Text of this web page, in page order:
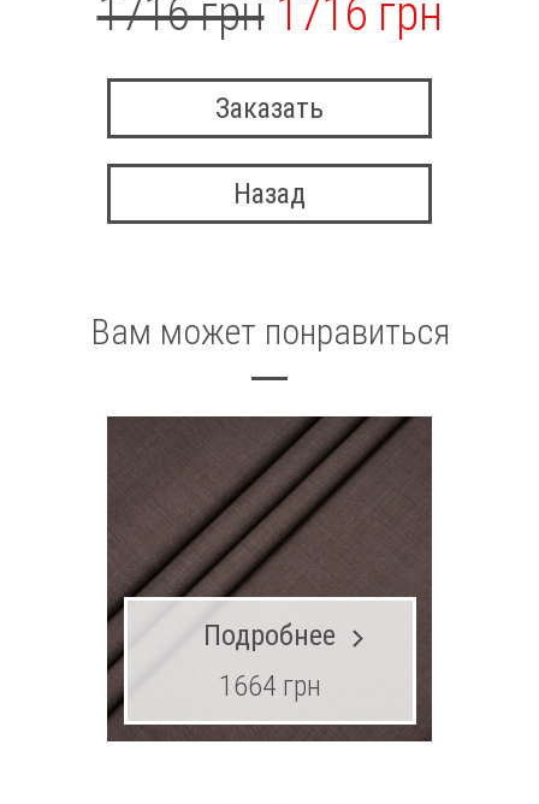
1716 грн 1716 грн
Заказать
Назад
Вам может понравиться
Подробнее
1664 грн